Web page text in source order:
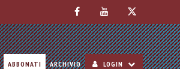
ABBONATI ARCHIVIO LOGIN